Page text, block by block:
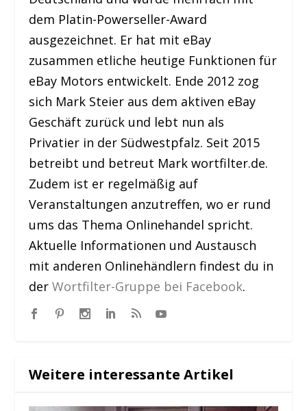
dem Platin-Powerseller-Award
ausgezeichnet. Er hat mit eBay
zusammen etliche heutige Funktionen für
eBay Motors entwickelt. Ende 2012 zog
sich Mark Steier aus dem aktiven eBay
Geschäft zurück und lebt nun als
Privatier in der Südwestpfalz. Seit 2015
betreibt und betreut Mark wortfilter.de.
Zudem ist er regelmäßig auf
Veranstaltungen anzutreffen, wo er rund
ums das Thema Onlinehandel spricht.
Aktuelle Informationen und Austausch
mit anderen Onlinehändlern findest du in
derWortfilter-Gruppe bei Facebook.
Weitere interessante Artikel